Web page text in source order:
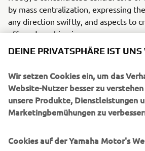
by mass centralization, expressing
any direction swiftly, and aspects to
off-road machine image.
2014 TRICITY 125/155
DEINE PRIVATSPHÄRE IST UNS
Wir setzen Cookies ein, um das
Website-Nutzer besser zu
unsere Produkte, Dienstleistungen
Marketingbemühungen zu
Cookies auf der Yamaha Motor's